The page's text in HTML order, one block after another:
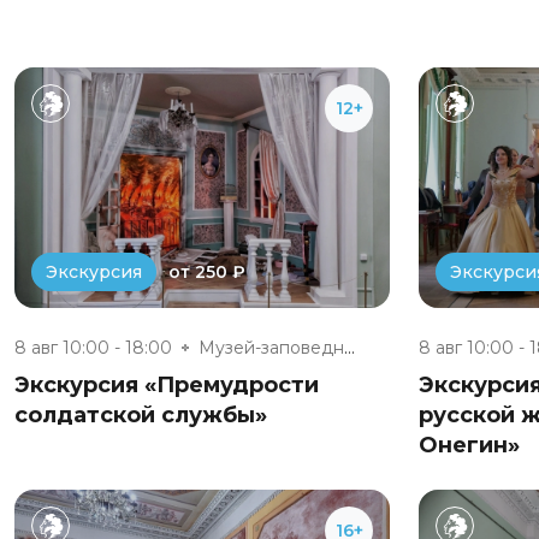
12+
Экскурсия от 250 ₽
8 авг 10:00 - 18:00 Музей-заповедник «Полотняный З...
Экскурсия «Премудрости
солдатской службы»
8 авг 10:00 -
русской
Онегин»
16+